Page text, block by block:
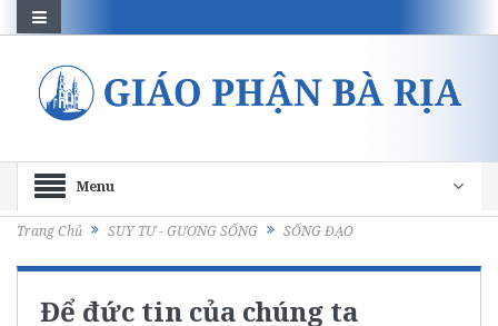
Menu
Trang Chủ SUY TƯ - GƯƠNG SỐNG SỐNG ĐẠO
Để đức tin của chúng ta